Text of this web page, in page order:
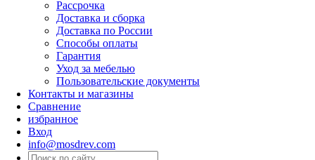
Рассрочка
Доставка и сборка
Доставка по России
Способы оплаты
Гарантия
Уход за мебелью
Пользовательские документы
Контакты и магазины
Сравнение
избранное
Вход
info@mosdrev.com